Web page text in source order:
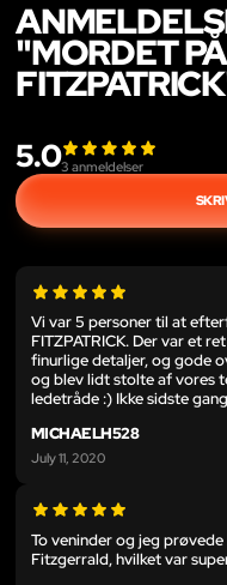
"MORDET
5.03 anmeldelser
Vi var 5 personer til at
FITZPATRICK. Der var et
finurlige detaljer, og gode
og blev lidt stolte af vores
ledetråde :) Ikke sidste
MICHAELH528
July 11, 2020
To veninder og jeg
Fitzgerrald, hvilket var